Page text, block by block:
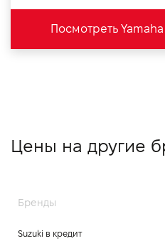
Посмотреть Yamaha
Цены на другие
Бренды
Suzuki в кредит